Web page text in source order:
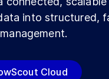
into structured,
Cloud